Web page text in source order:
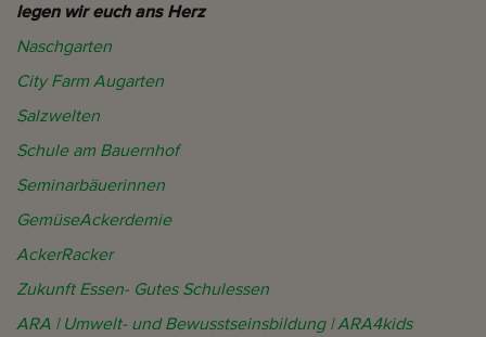
legen wir euch ans Herz
Naschgarten
City Farm Augarten
Salzwelten
Schule am Bauernhof
Seminarbäuerinnen
GemüseAckerdemie
AckerRacker
Zukunft Essen- Gutes Schulessen
ARA | Umwelt- und Bewusstseinsbildung | ARA4kids